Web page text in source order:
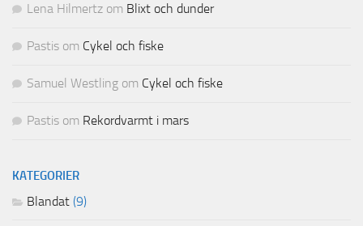
Lena Hilmertz om Blixt och dunder
Pastis om Cykel och fiske
Samuel Westling om Cykel och fiske
Pastis om Rekordvarmt i mars
KATEGORIER
Blandat (9)